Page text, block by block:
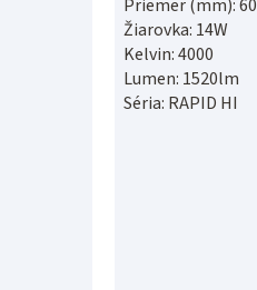
Priemer (mm): 60
Žiarovka: 14W
Kelvin: 4000
Lumen: 1520lm
Séria: RAPID HI